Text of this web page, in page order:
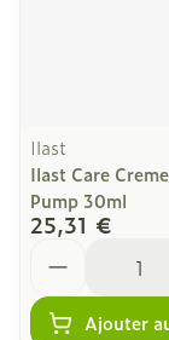
Ilast
Ilast Care
Pump 30ml
25,31 €
Ajouter